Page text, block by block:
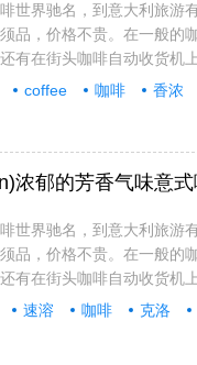
世界驰名，到意大利旅游
品，价格不贵。在一般的
有在街头咖啡自动收货机
coffee 咖啡 香浓
浓郁的芳香气味意
世界驰名，到意大利旅游
品，价格不贵。在一般的
有在街头咖啡自动收货机
速溶 咖啡 克洛